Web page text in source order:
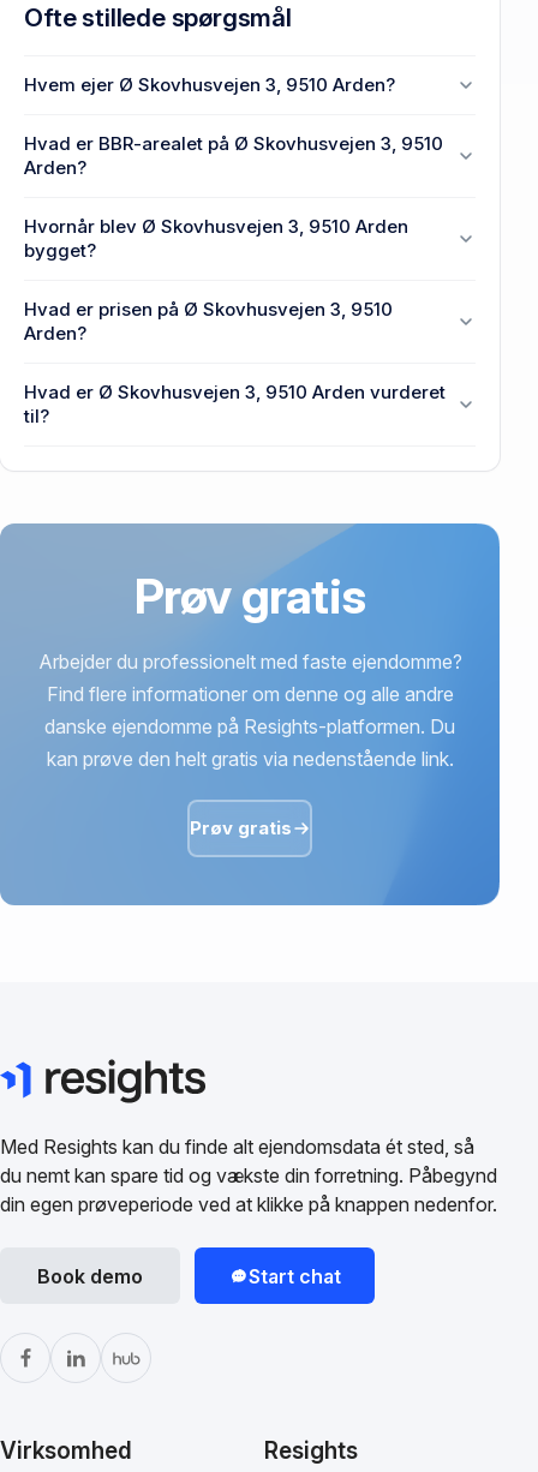
Ofte stillede spørgsmål
Hvem ejer Ø Skovhusvejen 3, 9510 Arden?
Arden.
Hvad er BBR-arealet på Ø Skovhusvejen 3, 9510
Arden?
3, 9510 Arden.
Hvornår blev Ø Skovhusvejen 3, 9510 Arden
bygget?
Skovhusvejen 3, 9510 Arden.
Hvad er prisen på Ø Skovhusvejen 3, 9510
Arden?
Arden senest blev handlet i 2018.
Hvad er Ø Skovhusvejen 3, 9510 Arden vurderet
til?
Prøv gratis
Arbejder du professionelt med faste ejendomme?
Find flere informationer om denne og alle andre
danske ejendomme på Resights-platformen. Du
kan prøve den helt gratis via nedenstående link.
Prøv gratis
Med Resights kan du finde alt ejendomsdata ét sted, så
du nemt kan spare tid og vækste din forretning. Påbegynd
din egen prøveperiode ved at klikke på knappen nedenfor.
Book demo Start chat
Virksomhed Resights